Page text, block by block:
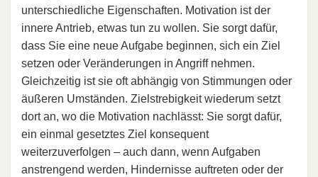
unterschiedliche Eigenschaften. Motivation ist der
innere Antrieb, etwas tun zu wollen. Sie sorgt dafür,
dass Sie eine neue Aufgabe beginnen, sich ein Ziel
setzen oder Veränderungen in Angriff nehmen.
Gleichzeitig ist sie oft abhängig von Stimmungen oder
äußeren Umständen. Zielstrebigkeit wiederum setzt
dort an, wo die Motivation nachlässt: Sie sorgt dafür,
ein einmal gesetztes Ziel konsequent
weiterzuverfolgen – auch dann, wenn Aufgaben
anstrengend werden, Hindernisse auftreten oder der